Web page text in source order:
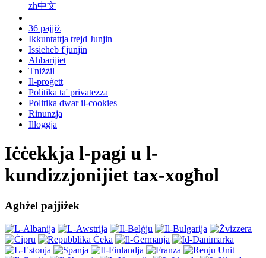
zh中文
36 pajjiż
Ikkuntattja trejd Junjin
Issieħeb f'junjin
Aħbarijiet
Tniżżil
Il-proġett
Politika ta' privatezza
Politika dwar il-cookies
Rinunzja
Illoggja
Iċċekkja l-pagi u l-
kundizzjonijiet tax-xogħol
Agħżel pajjiżek